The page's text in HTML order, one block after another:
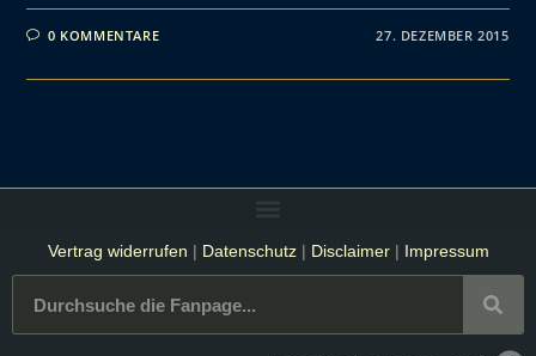
0 KOMMENTARE 27. DEZEMBER 2015
Vertrag widerrufen | Datenschutz| Disclaimer| Impressum